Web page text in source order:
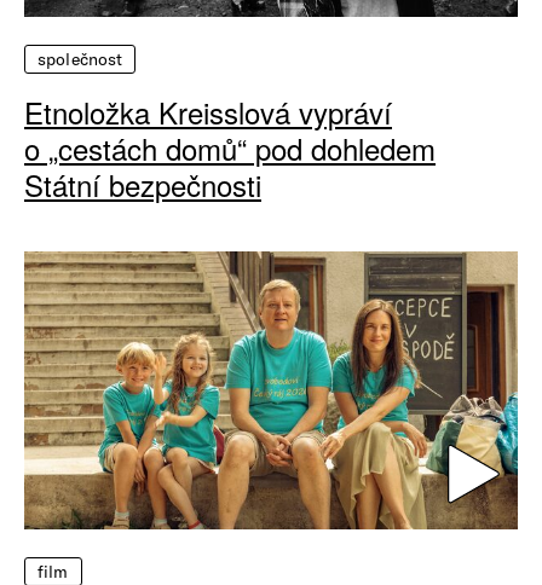
společnost
Etnoložka Kreisslová vypráví
o „cestách domů“ pod dohledem
Státní bezpečnosti
film